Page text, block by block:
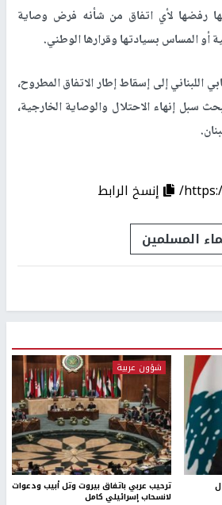
رفضها لأي اتفاق من شأنه فرض وصاية
أو المساس بسيادتها وقرارها الوطني.
اللبناني إلى إسقاط إطار الاتفاق المطروح،
سبل إنهاء الاحتلال والوصاية الخارجية،
إنسخ الرابط
المسلمين
شؤون عربية
ترحيب عربي باتفاق بيروت وتل أبيب ودعوات
لانسحاب إسرائيلي كامل